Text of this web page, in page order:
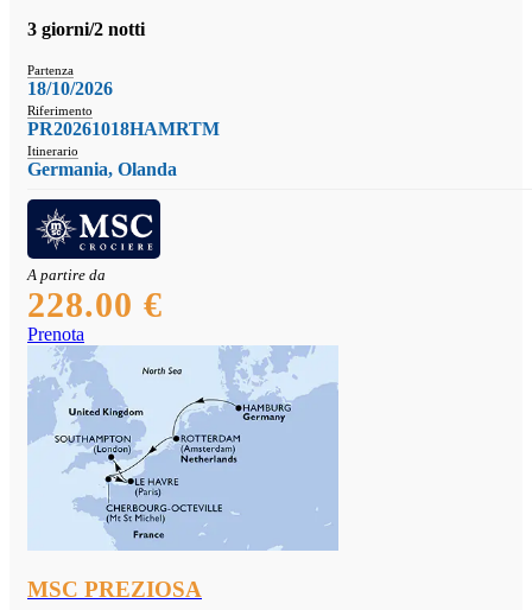
3 giorni/2 notti
Partenza
18/10/2026
Riferimento
PR20261018HAMRTM
Itinerario
Germania, Olanda
A partire da
228.00 €
Prenota
MSC PREZIOSA